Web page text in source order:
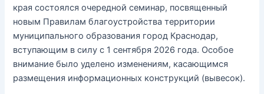
края состоялся очередной семинар, посвященный
новым Правилам благоустройства территории
муниципального образования город Краснодар,
вступающим в силу с 1 сентября 2026 года. Особое
внимание было уделено изменениям, касающимся
размещения информационных конструкций (вывесок).